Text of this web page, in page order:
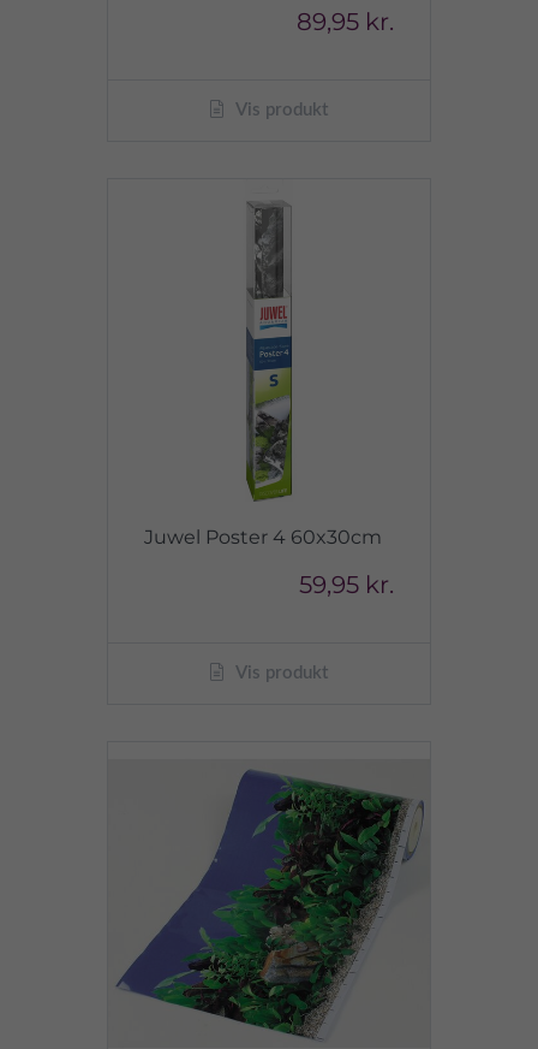
89,95 kr.
Vis produkt
Juwel Poster 4 60x30cm
59,95 kr.
Vis produkt